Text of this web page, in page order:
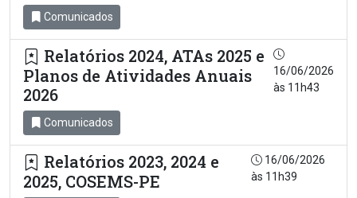
Comunicados
Relatórios 2024, ATAs 2025 e
Planos de Atividades Anuais
2026
16/06/2026
às 11h43
Comunicados
Relatórios 2023, 2024 e
2025, COSEMS-PE
16/06/2026
às 11h39